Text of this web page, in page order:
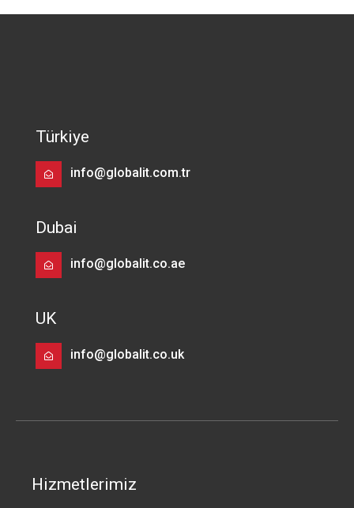
Türkiye
info@globalit.com.tr
Dubai
info@globalit.co.ae
UK
info@globalit.co.uk
Hizmetlerimiz